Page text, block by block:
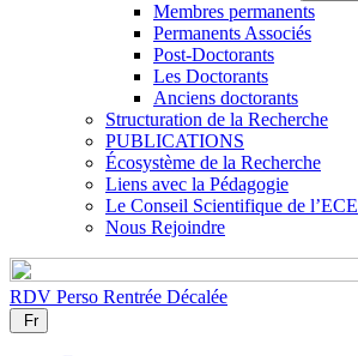
Membres permanents
Permanents Associés
Post-Doctorants
Les Doctorants
Anciens doctorants
Structuration de la Recherche
PUBLICATIONS
Écosystème de la Recherche
Liens avec la Pédagogie
Le Conseil Scientifique de l’ECE
Nous Rejoindre
RDV Perso Rentrée Décalée
Fr